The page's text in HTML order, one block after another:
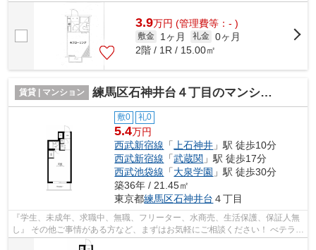
3.9万円 (管理費等：- )
敷金 1ヶ月 礼金 0ヶ月
2階 / 1R / 15.00㎡
賃貸 | マンション 練馬区石神井台４丁目のマンション
敷0 礼0
5.4万円
西武新宿線 「 上石神井 」駅 徒歩10分
西武新宿線 「武蔵関 」駅 徒歩17分
西武池袋線 「大泉学園 」駅 徒歩30分
築36年 / 21.45㎡
東京都練馬区石神井台 ４丁目
『学生、未成年、求職中、無職、フリーター、水商売、生活保護、保証人無
し』 その他ご事情がある方など、まずはお気軽にご相談ください！ べテラン
スタッフが対応致しますのでご希望...